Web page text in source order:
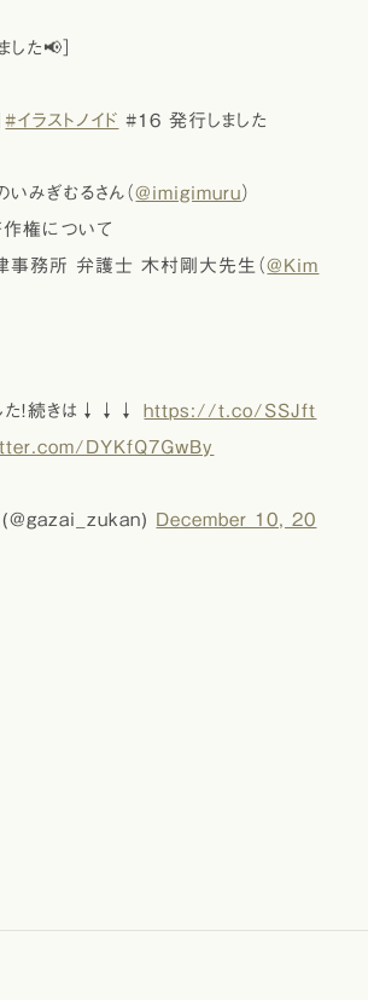
した📢］
#イラストノイド #16 発行しました
いみぎむるさん（@imigimuru）
作権について
事務所 弁護士 木村剛大先生（@Kim
た！続きは↓↓↓https://t.co/SSJft
DYKfQ7GwBy
December 10, 20